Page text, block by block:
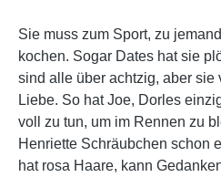
Sie muss zum Sport, zu
kochen. Sogar Dates hat sie
sind alle über achtzig, aber sie
Liebe. So hat Joe, Dorles
voll zu tun, um im Rennen zu
Henriette Schräubchen schon
hat rosa Haare, kann